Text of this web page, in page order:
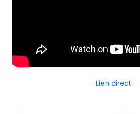
Lien direct